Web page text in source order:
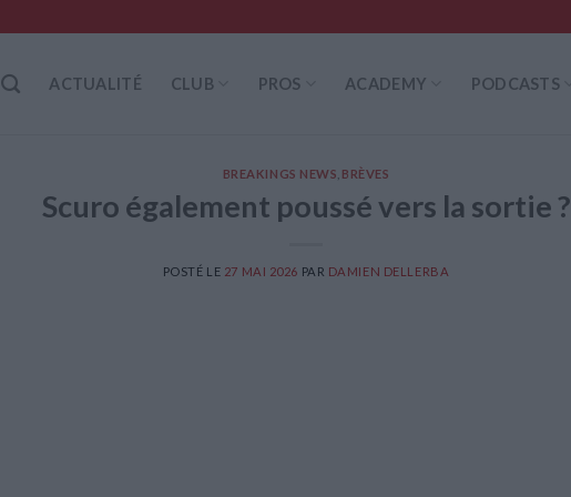
ACTUALITÉ CLUB PROS ACADEMY PODCASTS
BREAKINGS NEWS BRÈVES
Scuro également poussé vers la sortie ?
POSTÉ LE 27 MAI 2026 PAR DAMIEN DELLERBA